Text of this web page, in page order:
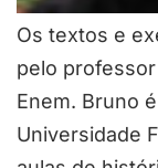
Os textos e
pelo
Enem. Bruno
Universidade